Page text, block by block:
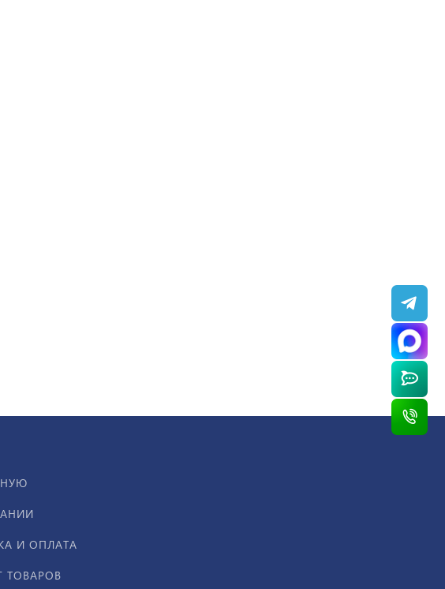
И ОПЛАТА
ТОВАРОВ